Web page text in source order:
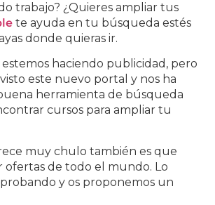
trabajo? ¿Quieres ampliar tus
te ayuda en tu búsqueda estés
donde quieras ir.
haciendo publicidad, pero
este nuevo portal y nos ha
herramienta de búsqueda
cursos para ampliar tu
muy chulo también es que
ofertas de todo el mundo. Lo
y os proponemos un